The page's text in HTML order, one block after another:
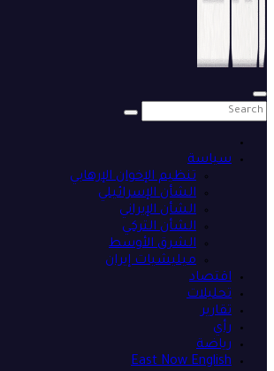
سياسة
تنظيم الإخوان الإرهابي
الشأن الإسرائيلي
الشأن الإيراني
الشأن التركي
الشرق الأوسط
ميليشيات إيران
اقتصاد
تحليلات
تقارير
رأي
رياضة
East Now English